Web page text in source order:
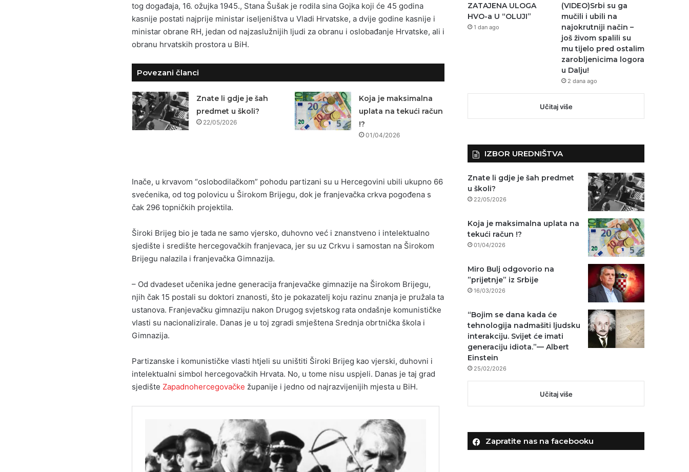
tog događaja, 16. ožujka 1945., Stana Šušak je rodila sina Gojka koji će 45 godina
kasnije postati najprije ministar iseljeništva u Vladi Hrvatske, a dvije godine kasnije i
ministar obrane RH, jedan od najzaslužnijih ljudi za obranu i oslobađanje Hrvatske, ali i
obranu hrvatskih prostora u BiH.
Povezani članci
Znate li gdje je šah
predmet u školi?
22/05/2026
Koja je maksimalna
uplata na tekući račun
!?
01/04/2026
Inače, u krvavom “oslobodilačkom” pohodu partizani su u Hercegovini ubili ukupno 66
svećenika, od tog polovicu u Širokom Brijegu, dok je franjevačka crkva pogođena s
čak 296 topničkih projektila.
Široki Brijeg bio je tada ne samo vjersko, duhovno već i znanstveno i intelektualno
sjedište i središte hercegovačkih franjevaca, jer su uz Crkvu i samostan na Širokom
Brijegu nalazila i franjevačka Gimnazija.
– Od dvadeset učenika jedne generacija franjevačke gimnazije na Širokom Brijegu,
njih čak 15 postali su doktori znanosti, što je pokazatelj koju razinu znanja je pružala ta
ustanova. Franjevačku gimnaziju nakon Drugog svjetskog rata ondašnje komunističke
vlasti su nacionalizirale. Danas je u toj zgradi smještena Srednja obrtnička škola i
Gimnazija.
Partizanske i komunističke vlasti htjeli su uništiti Široki Brijeg kao vjerski, duhovni i
intelektualni simbol hercegovačkih Hrvata. No, u tome nisu uspjeli. Danas je taj grad
sjedište Zapadnohercegovačke županije i jedno od najrazvijenijih mjesta u BiH.
ZATAJENA ULOGA
HVO-a U “OLUJI”
1 dan ago
(VIDEO)Srbi su ga
mučili i ubili na
najokrutniji način –
još živom spalili su
mu tijelo pred ostalim
zarobljenicima logora
u Dalju!
2 dana ago
Učitaj više
IZBOR UREDNIŠTVA
Znate li gdje je šah predmet
u školi?
22/05/2026
Koja je maksimalna uplata na
tekući račun !?
01/04/2026
Miro Bulj odgovorio na
”prijetnje” iz Srbije
16/03/2026
“Bojim se dana kada će
tehnologija nadmašiti ljudsku
interakciju. Svijet će imati
generaciju idiota.”— Albert
Einstein
25/02/2026
Učitaj više
Zapratite nas na facebooku